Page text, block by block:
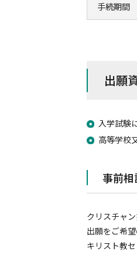
手続期間
出願
入学試験
高等学校
事前相
クリスチャ
出願をご希
キリスト教